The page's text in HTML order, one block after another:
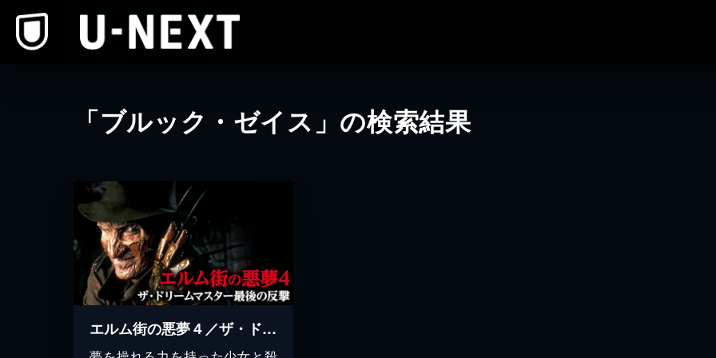
「ブルック・ゼイス」の検索結果
エルム街の悪夢４／ザ・ドリームマスター最後の反撃